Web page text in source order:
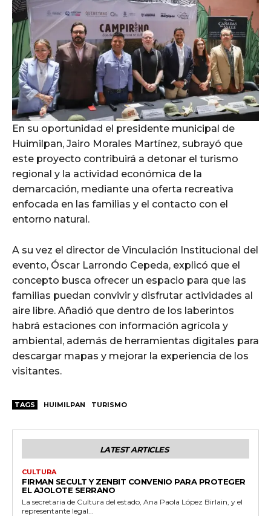
En su oportunidad el presidente municipal de
Huimilpan, Jairo Morales Martínez, subrayó que
este proyecto contribuirá a detonar el turismo
regional y la actividad económica de la
demarcación, mediante una oferta recreativa
enfocada en las familias y el contacto con el
entorno natural.
A su vez el director de Vinculación Institucional del
evento, Óscar Larrondo Cepeda, explicó que el
concepto busca ofrecer un espacio para que las
familias puedan convivir y disfrutar actividades al
aire libre. Añadió que dentro de los laberintos
habrá estaciones con información agrícola y
ambiental, además de herramientas digitales para
descargar mapas y mejorar la experiencia de los
visitantes.
TAGS HUIMILPAN TURISMO
LATEST ARTICLES
CULTURA
FIRMAN SECULT Y ZENBIT CONVENIO PARA PROTEGER
EL AJOLOTE SERRANO
La secretaria de Cultura del estado, Ana Paola López Birlain, y el
representante legal...